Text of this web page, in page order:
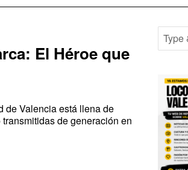
El Héroe que
de Valencia está llena de
de generación en